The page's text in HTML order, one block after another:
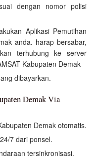
dengan nomor polisi
Aplikasi Pemutihan
anda. harap bersabar,
terhubung ke server
Kabupaten Demak
dibayarkan.
Demak Via
Demak otomatis.
7 dari ponsel.
tersinkronisasi.